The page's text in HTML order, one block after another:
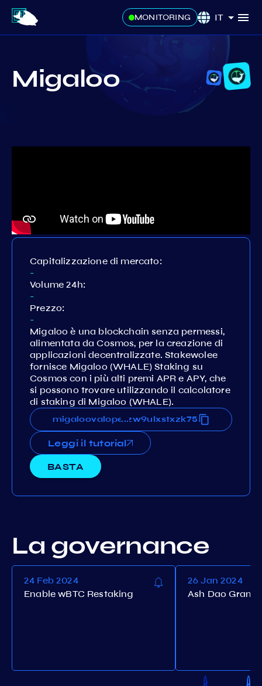
MONITORING IT
Migaloo
Capitalizzazione di mercato:
-
Volume 24h:
-
Prezzo:
-
Migaloo è una blockchain senza permessi,
alimentata da Cosmos, per la creazione di
applicazioni decentralizzate. Stakewolee
fornisce Migaloo (WHALE) Staking su
Cosmos con i più alti premi APR e APY, che
si possono trovare utilizzando il calcolatore
di staking di Migaloo (WHALE).
...
Leggi il tutorial
BASTA
La governance
24 Feb 2024
Enable wBTC Restaking
26 Jan 2024
Ash Dao Grant